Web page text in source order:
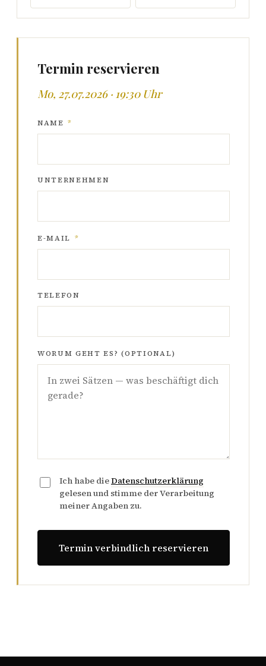
Termin reservieren
Mo, 27.07.2026 · 19:30 Uhr
NAME *
UNTERNEHMEN
E-MAIL *
TELEFON
WORUM GEHT ES? (OPTIONAL)
Ich habe dieDatenschutzerklärung
gelesen und stimme der Verarbeitung
meiner Angaben zu.
Termin verbindlich reservieren